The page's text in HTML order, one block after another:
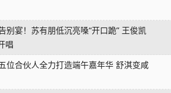
别宴！苏有朋低沉亮嗓“开口跪” 王俊凯
唱
位合伙人全力打造端午嘉年华 舒淇变咸